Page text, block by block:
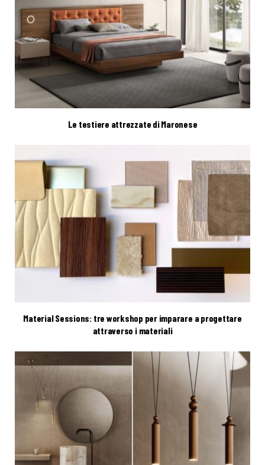
Le testiere attrezzate di Maronese
Material Sessions: tre workshop per imparare a progettare
attraverso i materiali